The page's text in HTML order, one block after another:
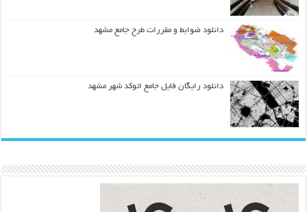
دانلود ضوابط و مقررات طرح جامع مشهد
دانلود رایگان فایل جامع اتوکد شهر مشهد